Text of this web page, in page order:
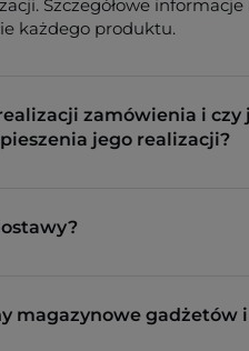
Szczegółowe
każdego produktu.
zamówienia i czy
jego realizacji?
magazynowe gadżetów i